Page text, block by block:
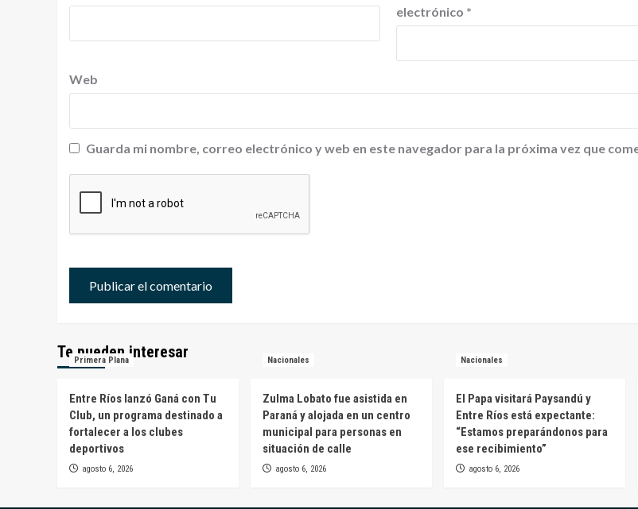
electrónico *
Web
Guarda mi nombre, correo electrónico y web en este navegador para la próxima vez que
Te pueden interesar
Primera Plana
Entre Ríos lanzó Ganá con Tu
Club, un programa destinado a
fortalecer a los clubes
deportivos
agosto 6, 2026
Nacionales
Zulma Lobato fue asistida en
Paraná y alojada en un centro
municipal para personas en
situación de calle
agosto 6, 2026
Nacionales
El Papa visitará Paysandú y
Entre Ríos está expectante:
“Estamos preparándonos para
ese recibimiento”
agosto 6, 2026